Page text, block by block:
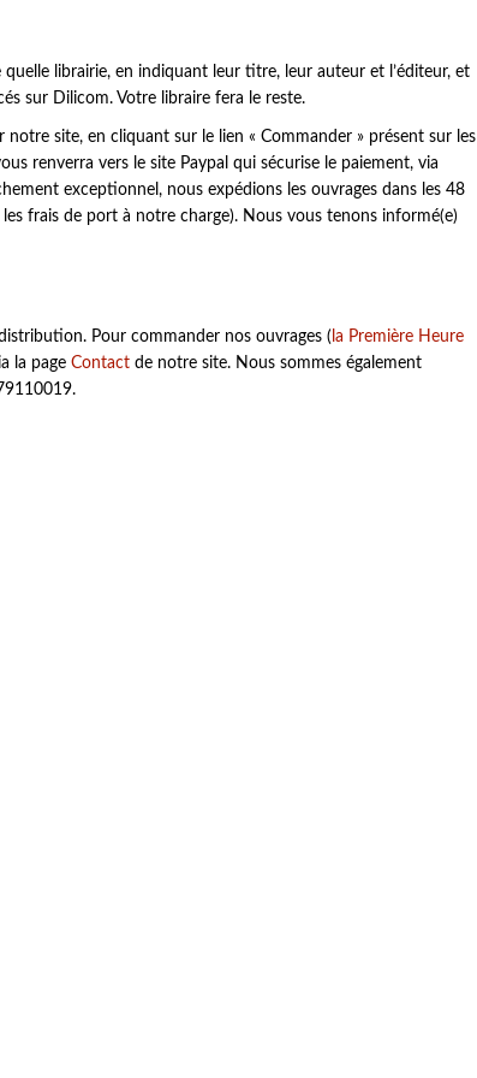
librairie, en indiquant leur titre, leur auteur et l’éditeur, et
sur Dilicom. Votre libraire fera le reste.
site, en cliquant sur le lien « Commander » présent sur les
renverra vers le site Paypal qui sécurise le paiement, via
exceptionnel, nous expédions les ouvrages dans les 48
frais de port à notre charge). Nous vous tenons informé(e)
Pour commander nos ouvrages ( la Première Heure
la page Contact de notre site. Nous sommes également